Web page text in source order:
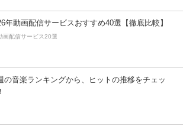
年動画配信サービスおすすめ40選【徹底比較】
画配信サービス20選
の音楽ランキングから、ヒットの推移をチェッ